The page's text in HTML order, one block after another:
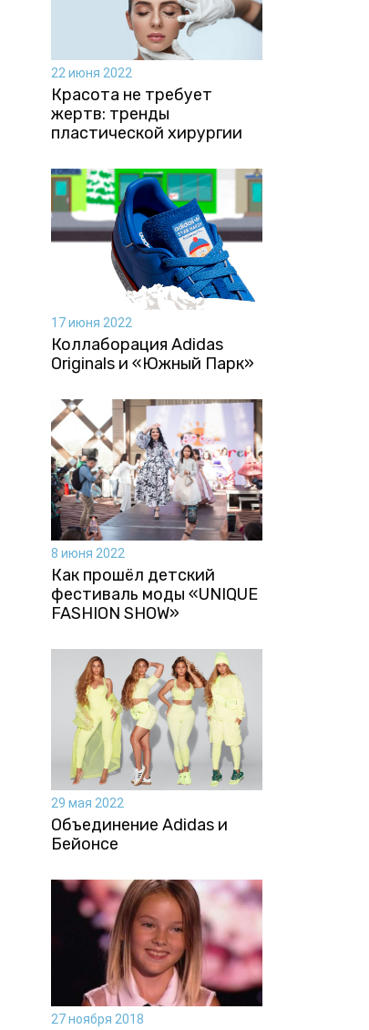
22 июня 2022
Красота не требует
жертв: тренды
пластической хирургии
17 июня 2022
Коллаборация Аdidas
Originals и «Южный Парк»
8 июня 2022
Как прошёл детский
фестиваль моды «UNIQUE
FASHION SHOW»
29 мая 2022
Объединение Adidas и
Бейонсе
27 ноября 2018